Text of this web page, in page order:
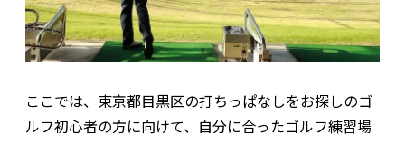
ここでは、東京都目黒区の打ちっぱなしをお探しのゴ
ルフ初心者の方に向けて、自分に合ったゴルフ練習場